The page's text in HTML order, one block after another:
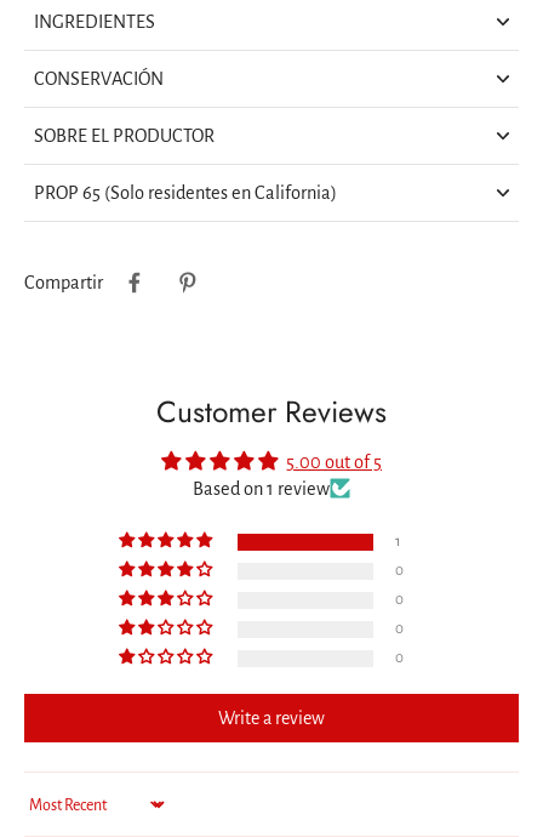
INGREDIENTES
CONSERVACIÓN
SOBRE EL PRODUCTOR
PROP 65 (Solo residentes en California)
Compartir
Customer Reviews
5.00 out of 5
Based on 1 review
1
0
0
0
0
Write a review
Sort by